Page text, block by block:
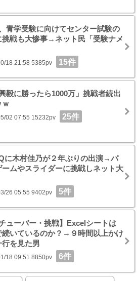
青学受験に向けてセンター試験の
挑戦も大惨事→ネット民「受験ナメ
18 21:58 5385pv 15件
毅に勝ったら1000万」挑戦者続出
02 07:55 15232pv 25件
に木村佳乃が２年ぶりの出演→パ
ームやスライダーに挑戦しネット大
26 05:55 9402pv 5件
ューバー・挑戦】Excelシートは
続いているのか？→９時間以上かけ
を見た男
18 09:51 8850pv 6件